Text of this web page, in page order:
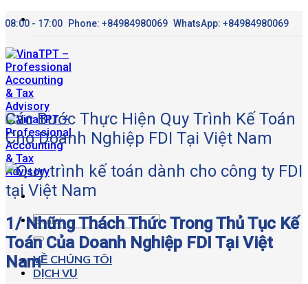
Bỏ
qua
dung
08:00 - 17:00 Phone: +84984980069 WhatsApp: +84984980069
VỀ CHÚNG TÔI
DỊCH VỤ
Các Bước Thực Hiện Quy Trình Kế Toán
Cho Doanh Nghiệp FDI Tại Việt Nam
1/ Những Thách Thức Trong Thủ Tục Kế
Toán Của Doanh Nghiệp FDI Tại Việt
Nam